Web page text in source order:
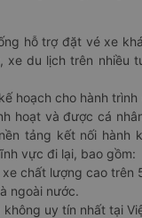
hỗ trợ đặt vé xe
xe du lịch trên nhiều
hoạch cho hành
hoạt và được cá
tảng kết nối hành
vực đi lại, bao gồm:
chất lượng cao trên
ngoài nước.
không uy tín nhất tại